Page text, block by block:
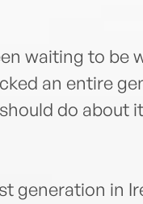
waiting to be
an entire
do about
generation in